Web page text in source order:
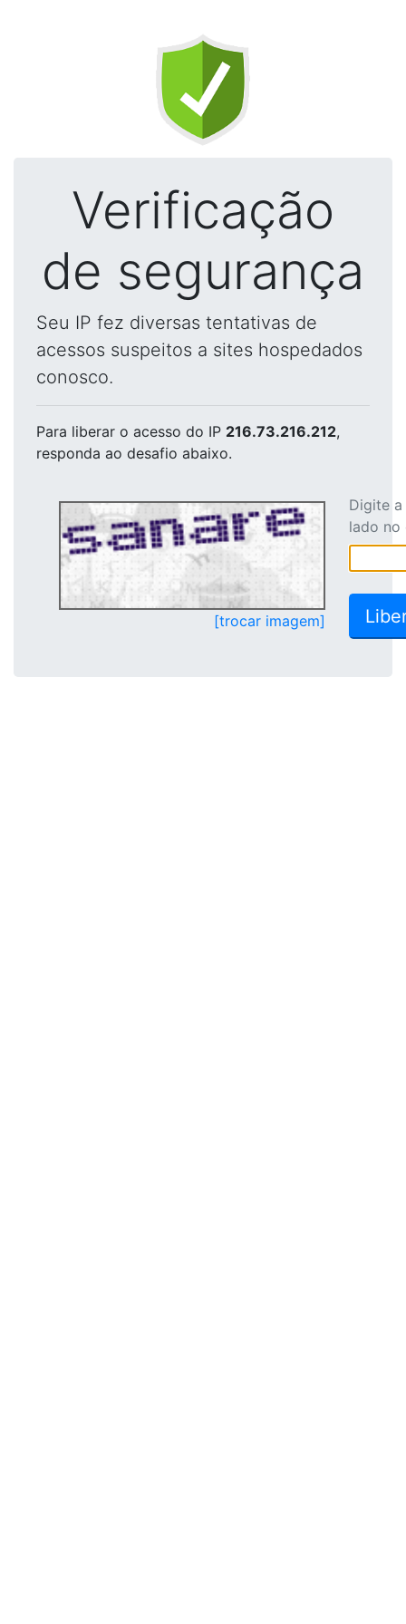
Verificação
de segurança
Seu IP fez diversas tentativas de
acessos suspeitos a sites hospedados
conosco.
Para liberar o acesso do IP 216.73.216.212,
responda ao desafio abaixo.
[trocar imagem]
Digite
lado no